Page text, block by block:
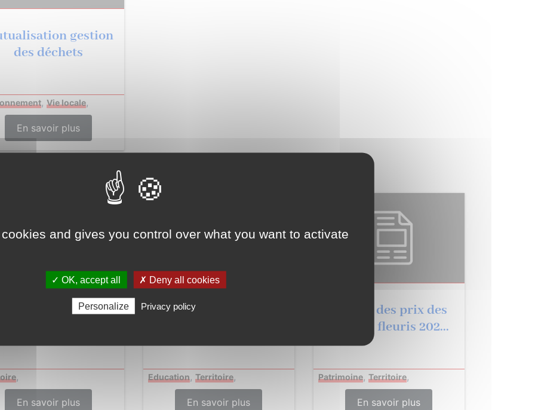
gestion
des déchets
, Vie locale,
En savoir plus
communautaire
,
En savoir plus
Restructuration du
Education, Territoire,
En savoir plus
Remise des prix des
villages fleuris 202...
Patrimoine, Territoire,
En savoir plus
and gives you control over what you want to activate
✓ OK, accept all ✗ Deny all cookies
Personalize Privacy policy